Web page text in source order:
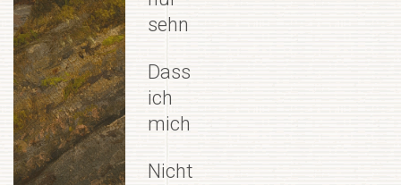
sehn
Dass
ich
mich
Nicht